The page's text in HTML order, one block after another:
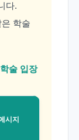
다.
학술
술 입장
시지